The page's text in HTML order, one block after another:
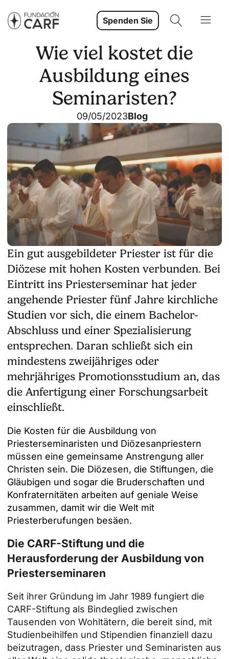
Spenden Sie
Wie viel kostet die
Ausbildung eines
Seminaristen?
09/05/2023Blog
Ein gut ausgebildeter Priester ist für die
Diözese mit hohen Kosten verbunden. Bei
Eintritt ins Priesterseminar hat jeder
angehende Priester fünf Jahre kirchliche
Studien vor sich, die einem Bachelor-
Abschluss und einer Spezialisierung
entsprechen. Daran schließt sich ein
mindestens zweijähriges oder
mehrjähriges Promotionsstudium an, das
die Anfertigung einer Forschungsarbeit
einschließt.
Die Kosten für die Ausbildung von
Priesterseminaristen und Diözesanpriestern
müssen eine gemeinsame Anstrengung aller
Christen sein. Die Diözesen, die Stiftungen, die
Gläubigen und sogar die Bruderschaften und
Konfraternitäten arbeiten auf geniale Weise
zusammen, damit wir die Welt mit
Priesterberufungen besäen.
Die CARF-Stiftung und die
Herausforderung der Ausbildung von
Priesterseminaren
Seit ihrer Gründung im Jahr 1989 fungiert die
CARF-Stiftung als Bindeglied zwischen
Tausenden von Wohltätern, die bereit sind, mit
Studienbeihilfen und Stipendien finanziell dazu
beizutragen, dass Priester und Seminaristen aus